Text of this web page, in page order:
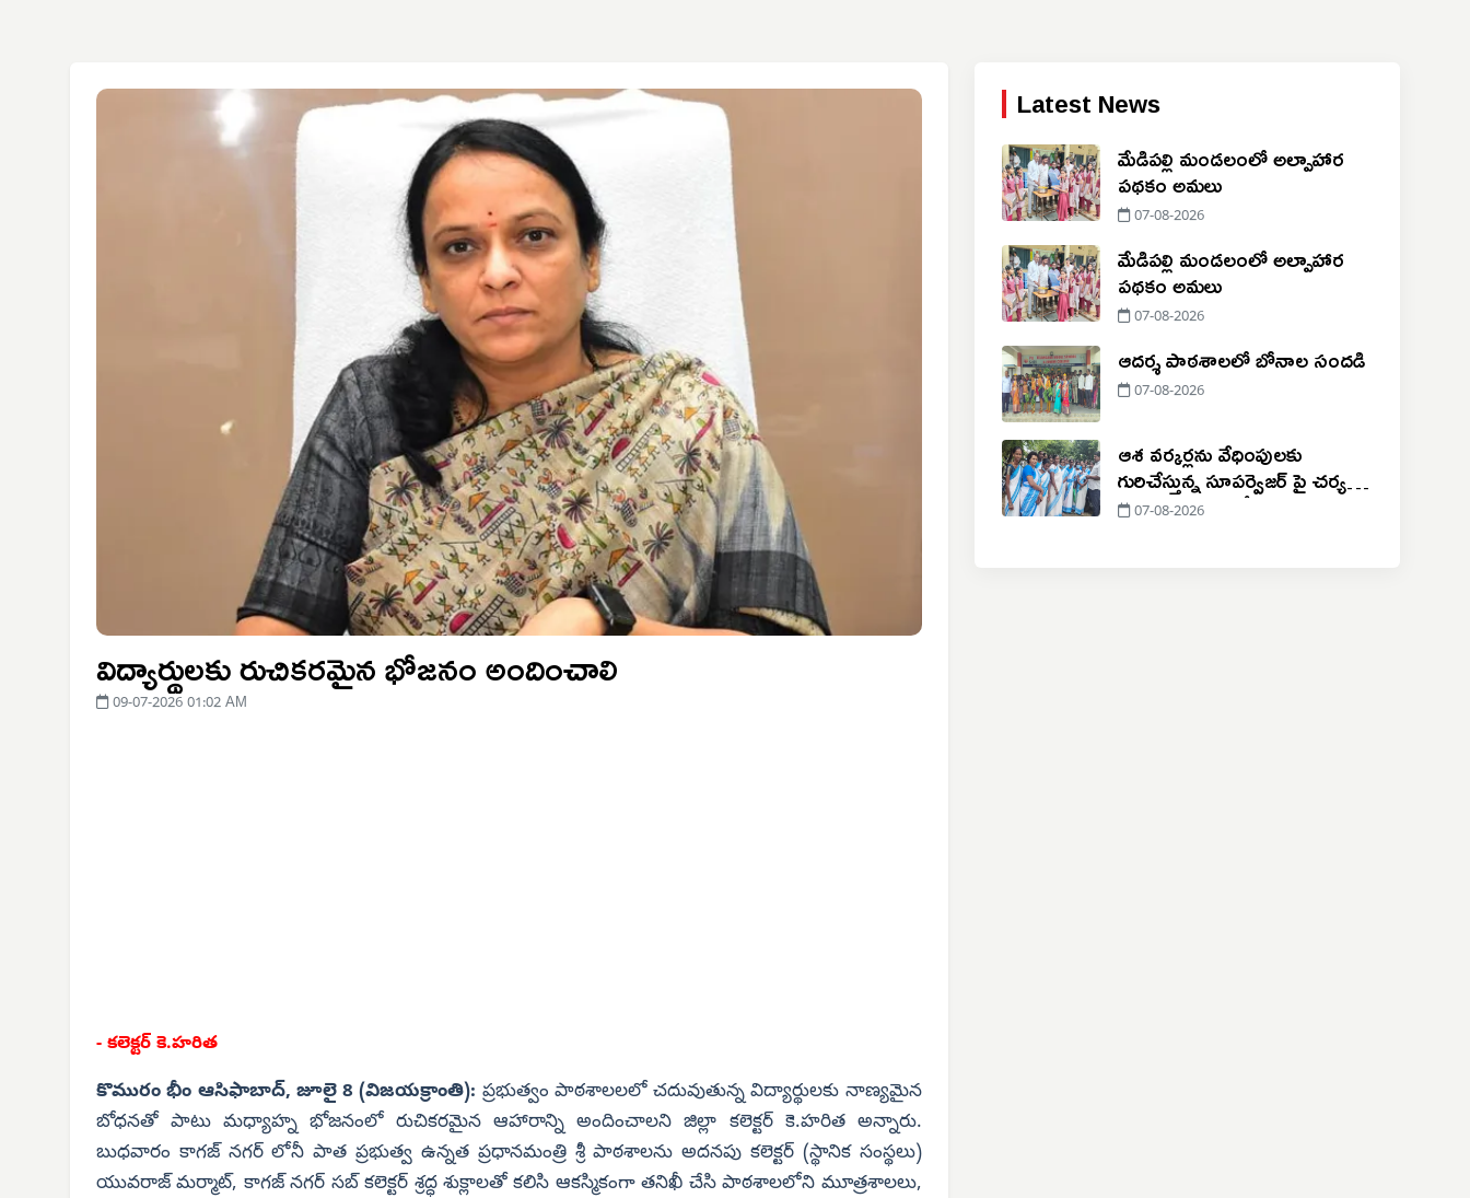
విద్యార్థులకు రుచికరమైన భోజనం అందించాలి
09-07-2026 01:02 AM
- కలెక్టర్ కె.హరిత
కొమురం భీం ఆసిఫాబాద్, జూలై 8 (విజయక్రాంతి): ప్రభుత్వం పాఠశాలలలో చదువుతున్న విద్యార్థులకు నాణ్యమైన
బోధనతో పాటు మధ్యాహ్న భోజనంలో రుచికరమైన ఆహారాన్ని అందించాలని జిల్లా కలెక్టర్ కె.హరిత అన్నారు.
బుధవారం కాగజ్ నగర్ లోనీ పాత ప్రభుత్వ ఉన్నత ప్రధానమంత్రి శ్రీ పాఠశాలను అదనపు కలెక్టర్ (స్థానిక సంస్థలు)
యువరాజ్ మర్మాట్, కాగజ్ నగర్ సబ్ కలెక్టర్ శ్రద్ధ శుక్లాలతో కలిసి ఆకస్మికంగా తనిఖీ చేసి పాఠశాలలోని మూత్రశాలలు,
Latest News
మేడిపల్లి మండలంలో అల్పాహార
పథకం అమలు
07-08-2026
మేడిపల్లి మండలంలో అల్పాహార
పథకం అమలు
07-08-2026
ఆదర్శ పాఠశాలలో బోనాల సందడి
07-08-2026
ఆశ వర్కర్లను వేధింపులకు
గురిచేస్తున్న సూపర్వైజర్ పై చర్యలు
చేపట్టాలి!
07-08-2026